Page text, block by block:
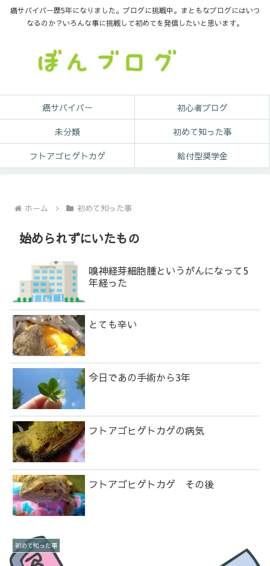
癌サバイバー歴5年になりました。ブログに挑戦中。まともなブログにはいつ
なるのか？いろんな事に挑戦して初めてを発信したいと思います。
癌サバイバー
初心者ブログ
未分類
初めて知った事
フトアゴヒゲトカゲ
給付型奨学金
ホーム 初めて知った事
始められずにいたもの
嗅神経芽細胞腫というがんになって5
年経った
とても辛い
今日であの手術から3年
フトアゴヒゲトカゲの病気
フトアゴヒゲトカゲ その後
初めて知った事